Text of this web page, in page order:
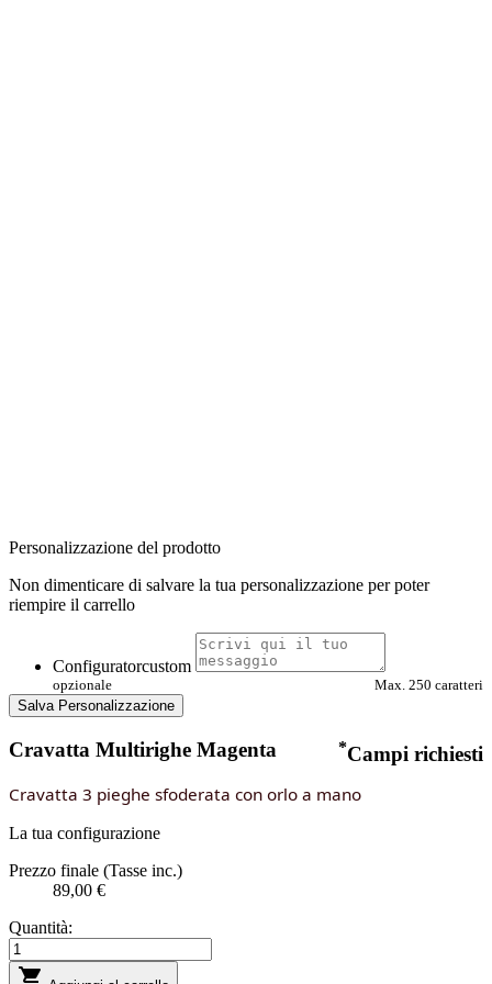
Personalizzazione del prodotto
Non dimenticare di salvare la tua personalizzazione per poter
riempire il carrello
Configuratorcustom
opzionale
Max. 250 caratteri
Salva Personalizzazione
Cravatta Multirighe Magenta *Campi richiesti
Cravatta 3 pieghe sfoderata con orlo a mano
La tua configurazione
Prezzo finale (Tasse inc.)
89,00 €
Quantità:
